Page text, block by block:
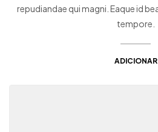
repudiandae qui magni. Eaque id
tempore.
ADICIONAR